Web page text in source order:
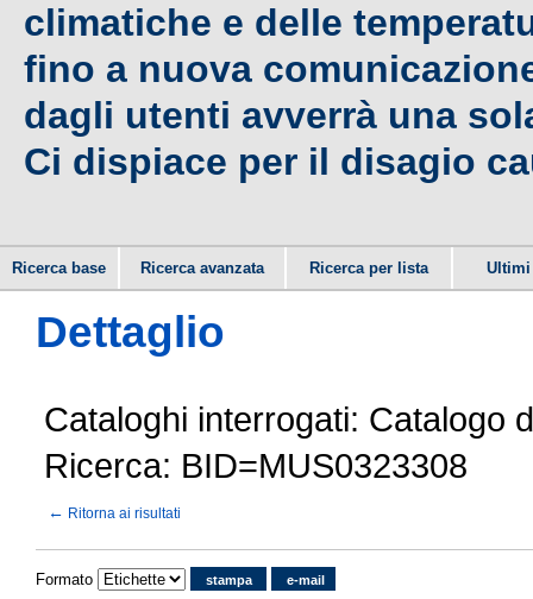
climatiche e delle
fino a nuova
dagli utenti avverrà una
Ci dispiace per il disagio
Ricerca base Ricerca avanzata Ricerca per lista
Dettaglio
Cataloghi interrogati: Catalogo
Ricerca: BID=MUS0323308
← Ritorna ai risultati
Formato stampa e-mail